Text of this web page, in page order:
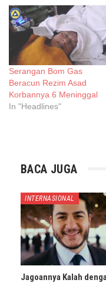
Serangan Bom Gas
Beracun Rezim Asad
Korbannya 6 Meninggal
In "Headlines"
BACA JUGA
INTERNASIONAL
Jagoannya Kalah